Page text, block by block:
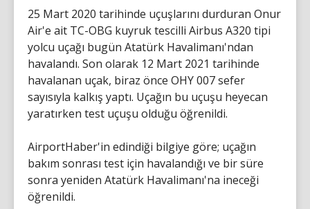
25 Mart 2020 tarihinde uçuşlarını durduran Onur
Air'e ait TC-OBG kuyruk tescilli Airbus A320 tipi
yolcu uçağı bugün Atatürk Havalimanı'ndan
havalandı. Son olarak 12 Mart 2021 tarihinde
havalanan uçak, biraz önce OHY 007 sefer
sayısıyla kalkış yaptı. Uçağın bu uçuşu heyecan
yaratırken test uçuşu olduğu öğrenildi.
AirportHaber'in edindiği bilgiye göre; uçağın
bakım sonrası test için havalandığı ve bir süre
sonra yeniden Atatürk Havalimanı'na ineceği
öğrenildi.